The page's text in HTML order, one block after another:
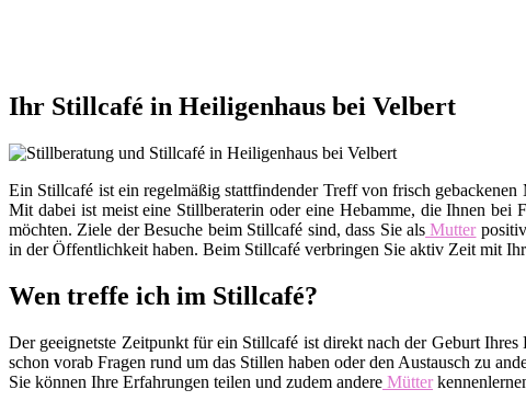
Ihr Stillcafé in Heiligenhaus bei Velbert
Ein Stillcafé ist ein regelmäßig stattfindender Treff von frisch
Mit dabei ist meist eine Stillberaterin oder eine Hebamme, die Ihnen bei
möchten. Ziele der Besuche beim Stillcafé sind, dass Sie als Mutterpositiv
in der Öffentlichkeit haben. Beim Stillcafé verbringen Sie aktiv Zeit mit
Wen treffe ich im Stillcafé?
Der geeignetste Zeitpunkt für ein Stillcafé ist direkt nach der Geburt
schon vorab Fragen rund um das Stillen haben oder den Austausch zu
Sie können Ihre Erfahrungen teilen und zudem andere Mütter